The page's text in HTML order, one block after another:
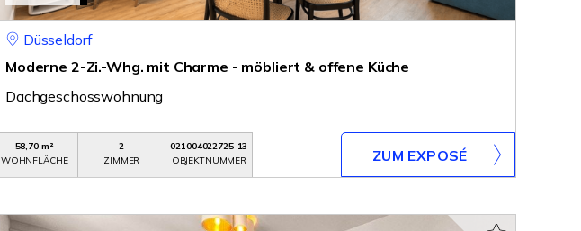
Düsseldorf
Moderne 2-Zi.-Whg. mit Charme - möbliert & offene Küche
Dachgeschosswohnung
58,70 m²
WOHNFLÄCHE
2
ZIMMER
021004022725-13
OBJEKTNUMMER
ZUM EXPOSÉ